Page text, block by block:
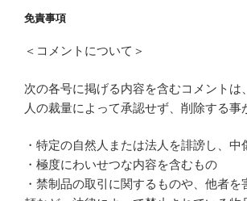
免責事項
＜コメントについて＞
次の各号に掲げる内容を含むコメントは
人の裁量によって承認せず、削除する事
・特定の自然人または法人を誹謗し、中
・極度にわいせつな内容を含むもの
・禁制品の取引に関するものや、他者を